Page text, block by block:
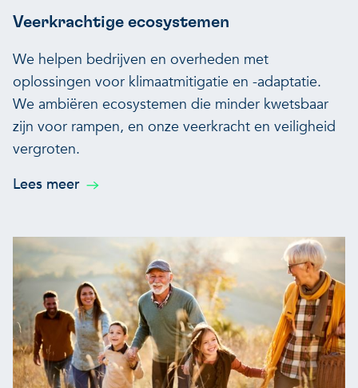
Veerkrachtige ecosystemen
We helpen bedrijven en overheden met
oplossingen voor klimaatmitigatie en -adaptatie.
We ambiëren ecosystemen die minder kwetsbaar
zijn voor rampen, en onze veerkracht en veiligheid
vergroten.
Lees meer